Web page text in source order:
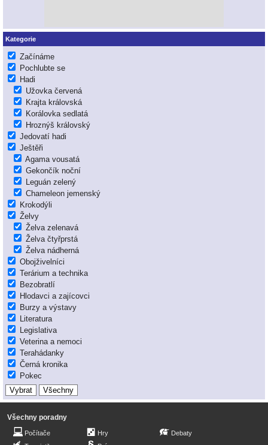
Kategorie
Začínáme
Pochlubte se
Hadi
Užovka červená
Krajta královská
Korálovka sedlatá
Hroznýš královský
Jedovatí hadi
Ještěři
Agama vousatá
Gekončík noční
Leguán zelený
Chameleon jemenský
Krokodýli
Želvy
Želva zelenavá
Želva čtyřprstá
Želva nádherná
Obojživelníci
Terárium a technika
Bezobratlí
Hlodavci a zajícovci
Burzy a výstavy
Literatura
Legislativa
Veterina a nemoci
Terahádanky
Černá kronika
Pokec
Všechny poradny
Počítače
Hry
Debaty